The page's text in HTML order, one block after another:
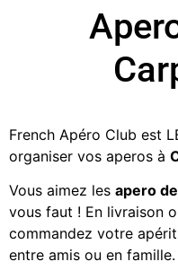
French Apéro Club est
organiser vos aperos à
Vous aimez les apero
vous faut ! En livraison
commandez votre
entre amis ou en famille.